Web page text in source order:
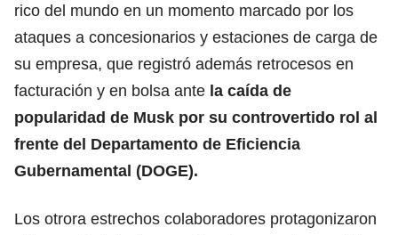
rico del mundo en un momento marcado por los
ataques a concesionarios y estaciones de carga de
su empresa, que registró además retrocesos en
facturación y en bolsa ante la caída de
popularidad de Musk por su controvertido rol al
frente del Departamento de Eficiencia
Gubernamental (DOGE).
Los otrora estrechos colaboradores protagonizaron